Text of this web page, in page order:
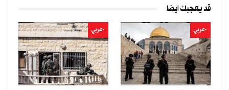
قد يعجبك ايضا
-عربي -عربي